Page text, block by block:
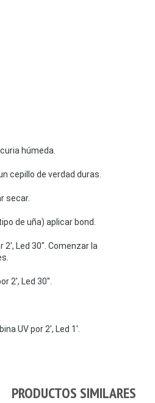
húmeda.
cepillo de verdad duras.
secar.
de uña) aplicar bond.
2', Led 30". Comenzar la
2', Led 30''.
UV por 2', Led 1'.
PRODUCTOS SIMILARES